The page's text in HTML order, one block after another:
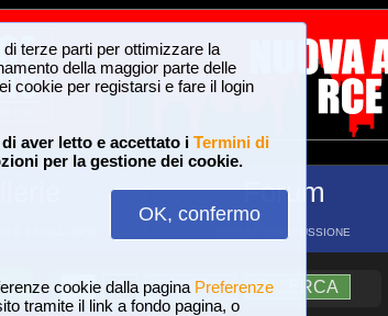
terze parti per ottimizzare la
della maggior parte delle
cookie per registarsi e fare il login
aver letto e accettato i Termini di
per la gestione dei cookie.
OK, confermo
cookie dalla pagina Preferenze
tramite il link a fondo pagina, o
Forum
FORUM DI DISCUSSIONE
A A ?AIUTO RICERCA